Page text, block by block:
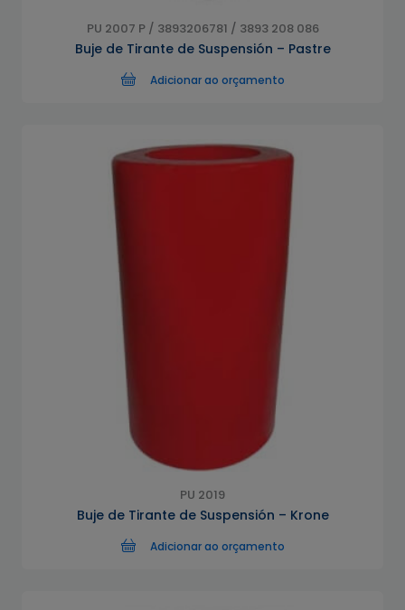
PU 2007 P / 3893206781 / 3893 208 086
Buje de Tirante de Suspensión – Pastre
Adicionar ao orçamento
PU 2019
Buje de Tirante de Suspensión – Krone
Adicionar ao orçamento